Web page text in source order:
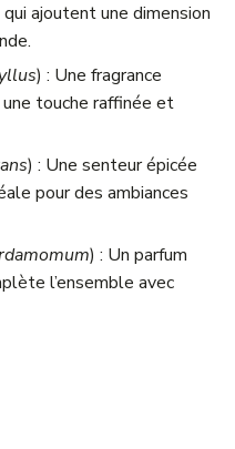
ajoutent une dimension
) : Une fragrance
touche raffinée et
) : Une senteur épicée
pour des ambiances
) : Un parfum
l’ensemble avec